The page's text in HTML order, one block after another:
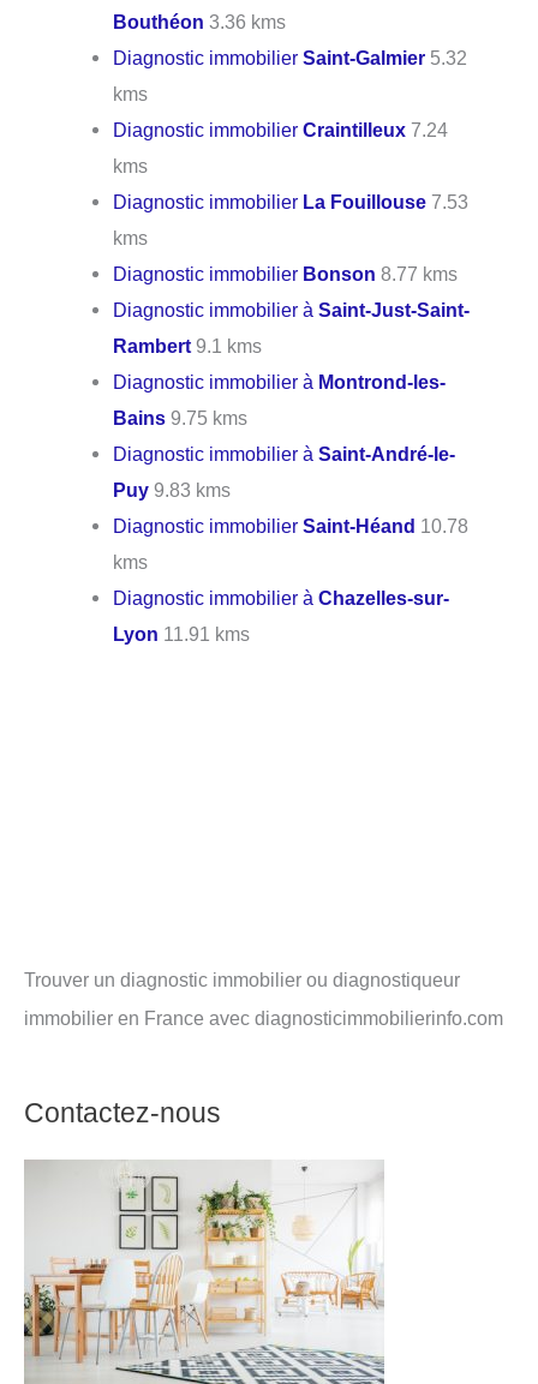
Bouthéon 3.36 kms
Diagnostic immobilierSaint-Galmier 5.32
kms
Diagnostic immobilierCraintilleux 7.24
kms
Diagnostic immobilier La Fouillouse 7.53
kms
Diagnostic immobilier Bonson 8.77 kms
Diagnostic immobilier àSaint-Just-Saint-
Rambert 9.1 kms
Diagnostic immobilier à Montrond-les-
Bains 9.75 kms
Diagnostic immobilier àSaint-André-le-
Puy 9.83 kms
Diagnostic immobilierSaint-Héand 10.78
kms
Diagnostic immobilier àChazelles-sur-
Lyon 11.91 kms
Trouver un diagnostic immobilier ou diagnostiqueur
immobilier en France avec diagnosticimmobilierinfo.com
Contactez-nous